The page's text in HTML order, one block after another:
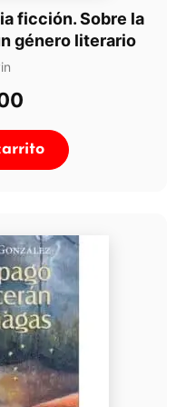
ficción. Sobre la
género literario